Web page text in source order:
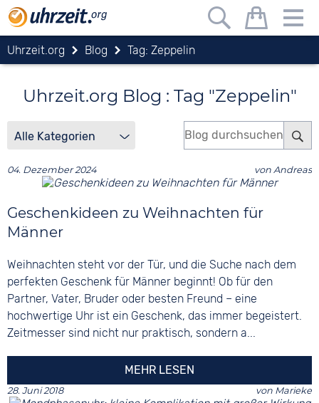
Uhrzeit.org Blog Tag: Zeppelin
Uhrzeit.org Blog : Tag "Zeppelin"
04. Dezember 2024 von Andreas
Geschenkideen zu Weihnachten für
Männer
Weihnachten steht vor der Tür, und die Suche nach dem
perfekten Geschenk für Männer beginnt! Ob für den
Partner, Vater, Bruder oder besten Freund – eine
hochwertige Uhr ist ein Geschenk, das immer begeistert.
Zeitmesser sind nicht nur praktisch, sondern a...
MEHR LESEN
28. Juni 2018 von Marieke